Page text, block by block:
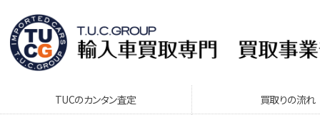
TUCのカンタン査定 買取りの流れ